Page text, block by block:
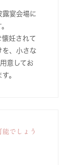
露宴会場に
懐妊されて
を、小さな
意してお
。
でしょう